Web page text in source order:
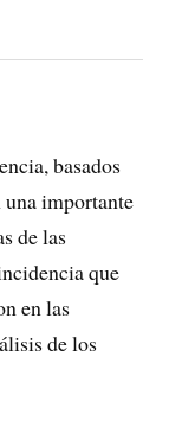
basados
importante
de las
que
en las
de los